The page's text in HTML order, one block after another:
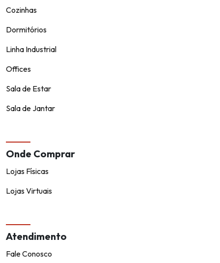
Cozinhas
Dormitórios
Linha Industrial
Offices
Sala de Estar
Sala de Jantar
Onde Comprar
Lojas Físicas
Lojas Virtuais
Atendimento
Fale Conosco